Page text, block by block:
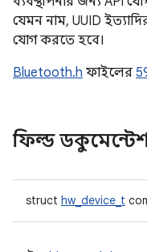
যেমন নাম, UUID
যোগ করতে হবে।
Bluetooth.h ফাইলের
ফিল্ড
struct hw_device_t